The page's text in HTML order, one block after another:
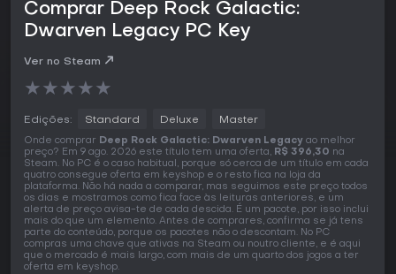
Comprar Deep Rock Galactic:
Dwarven Legacy PC Key
Ver no Steam
★★★★★
Edições: Standard Deluxe Master
Onde comprar Deep Rock Galactic: Dwarven Legacy ao melhor
preço? Em 9 ago. 2026 este título tem uma oferta, R$ 396,30 na
Steam. No PC é o caso habitual, porque só cerca de um título em cada
quatro consegue oferta em keyshop e o resto fica na loja da
plataforma. Não há nada a comparar, mas seguimos este preço todos
os dias e mostramos como fica face às leituras anteriores, e um
alerta de preço avisa-te de cada descida. É um pacote, por isso inclui
mais do que um elemento. Antes de comprares, confirma se já tens
parte do conteúdo, porque os pacotes não o descontam. No PC
compras uma chave que ativas na Steam ou noutro cliente, e é aqui
que o mercado é mais largo, com mais de um quarto dos jogos a ter
oferta em keyshop.